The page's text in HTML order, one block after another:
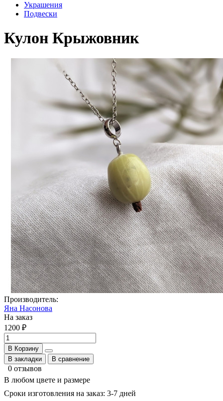
Украшения
Подвески
Кулон Крыжовник
Производитель:
Яна Насонова
На заказ
1200 ₽
В Корзину
В закладки
В сравнение
0 отзывов
В любом цвете и размере
Сроки изготовления на заказ: 3-7 дней